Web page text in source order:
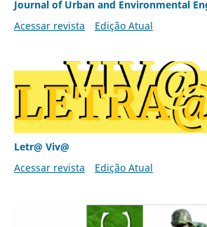
Journal of Urban and Environmental
Acessar revista
Edição Atual
Letr@ Viv@
Acessar revista
Edição Atual